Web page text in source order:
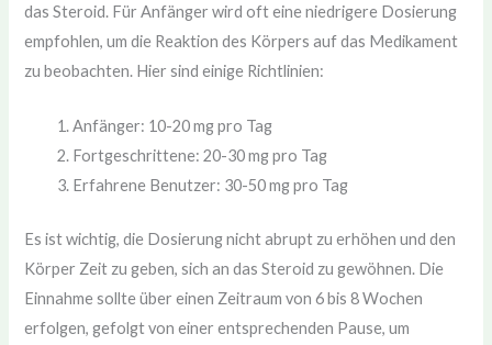
das Steroid. Für Anfänger wird oft eine niedrigere Dosierung
empfohlen, um die Reaktion des Körpers auf das Medikament
zu beobachten. Hier sind einige Richtlinien:
Anfänger: 10-20 mg pro Tag
Fortgeschrittene: 20-30 mg pro Tag
Erfahrene Benutzer: 30-50 mg pro Tag
Es ist wichtig, die Dosierung nicht abrupt zu erhöhen und den
Körper Zeit zu geben, sich an das Steroid zu gewöhnen. Die
Einnahme sollte über einen Zeitraum von 6 bis 8 Wochen
erfolgen, gefolgt von einer entsprechenden Pause, um